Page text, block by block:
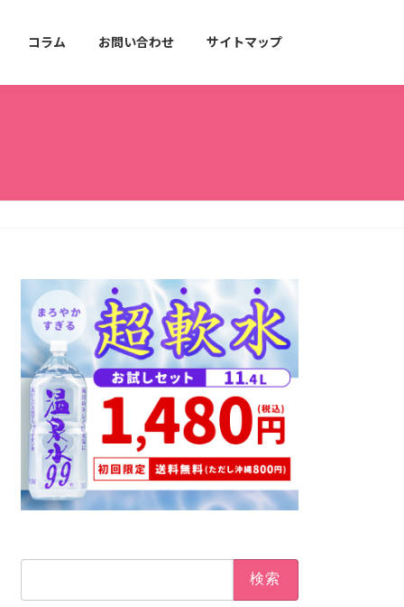
コラム お問い合わせ サイトマップ